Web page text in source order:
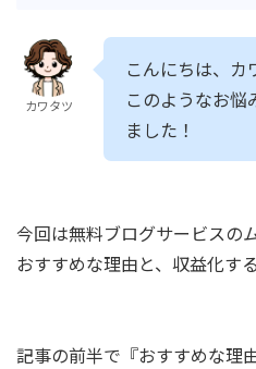
カワタツ
こんにちは、カ
このようなお悩
ました！
今回は無料ブログサービスの
おすすめな理由と、収益化す
記事の前半で『おすすめな理